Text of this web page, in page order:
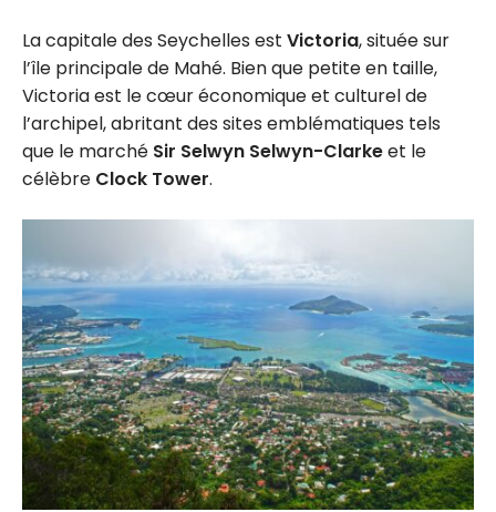
La capitale des Seychelles est Victoria, située sur
l’île principale de Mahé. Bien que petite en taille,
Victoria est le cœur économique et culturel de
l’archipel, abritant des sites emblématiques tels
que le marché Sir Selwyn Selwyn-Clarkeet le
célèbre Clock Tower.